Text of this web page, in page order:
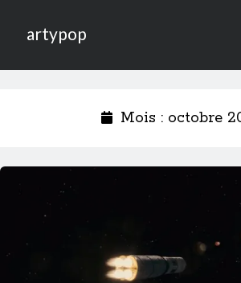
artypop
Mois : octobre